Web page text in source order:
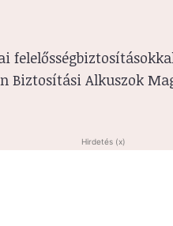
Biztosítási Alkuszok
Hirdetés (x)